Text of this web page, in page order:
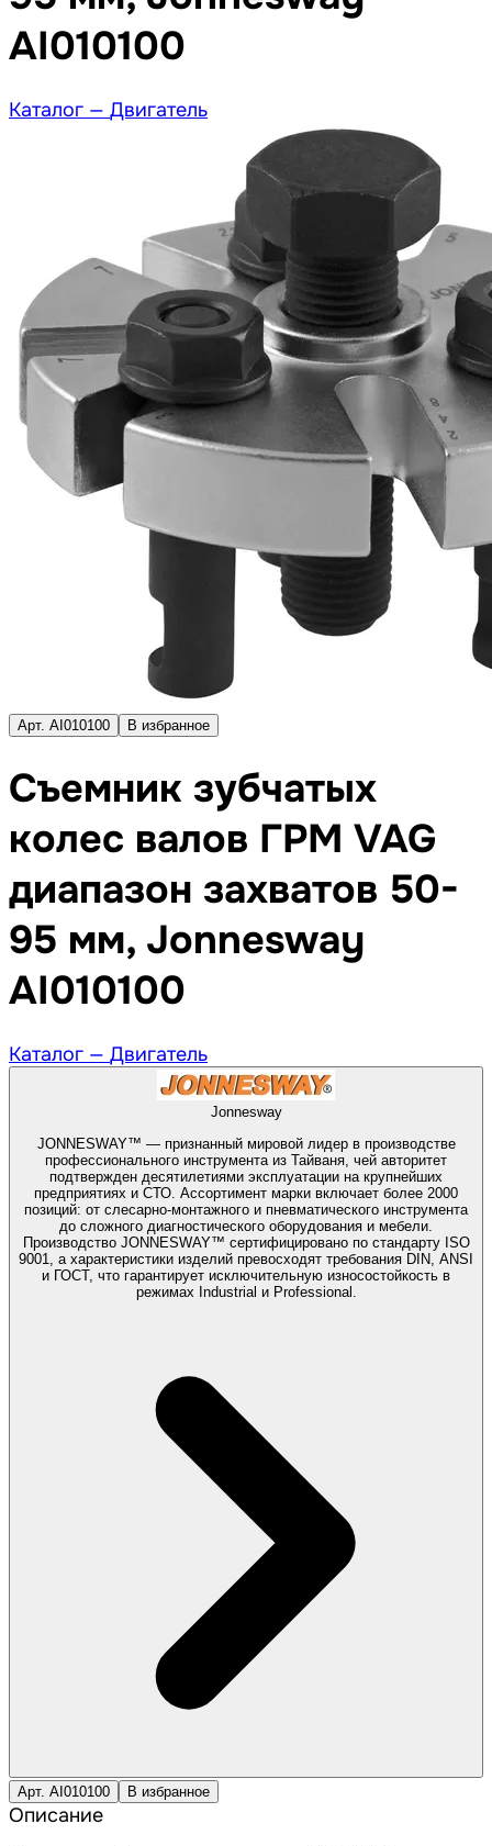
AI010100
Каталог — Двигатель
Арт. AI010100 В избранное
Съемник зубчатых
колес валов ГРМ VAG
диапазон захватов 50-
95 мм, Jonnesway
AI010100
Каталог — Двигатель
Jonnesway
JONNESWAY™ — признанный мировой лидер в производстве
профессионального инструмента из Тайваня, чей авторитет
подтвержден десятилетиями эксплуатации на крупнейших
предприятиях и СТО. Ассортимент марки включает более 2000
позиций: от слесарно-монтажного и пневматического инструмента
до сложного диагностического оборудования и мебели.
Производство JONNESWAY™ сертифицировано по стандарту ISO
9001, а характеристики изделий превосходят требования DIN, ANSI
и ГОСТ, что гарантирует исключительную износостойкость в
режимах Industrial и Professional.
Арт. AI010100 В избранное
Описание